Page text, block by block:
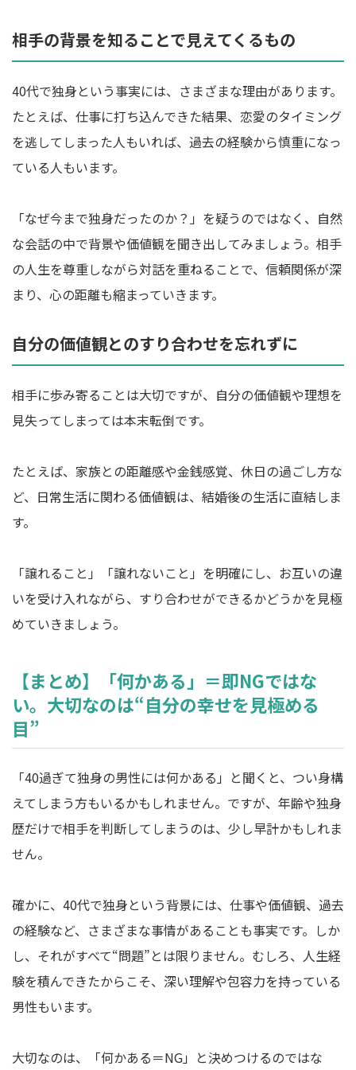
相手の背景を知ることで見えてくるもの
40代で独身という事実には、さまざまな理由があります。
たとえば、仕事に打ち込んできた結果、恋愛のタイミング
を逃してしまった人もいれば、過去の経験から慎重になっ
ている人もいます。
「なぜ今まで独身だったのか？」を疑うのではなく、自然
な会話の中で背景や価値観を聞き出してみましょう。相手
の人生を尊重しながら対話を重ねることで、信頼関係が深
まり、心の距離も縮まっていきます。
自分の価値観とのすり合わせを忘れずに
相手に歩み寄ることは大切ですが、自分の価値観や理想を
見失ってしまっては本末転倒です。
たとえば、家族との距離感や金銭感覚、休日の過ごし方な
ど、日常生活に関わる価値観は、結婚後の生活に直結しま
す。
「譲れること」「譲れないこと」を明確にし、お互いの違
いを受け入れながら、すり合わせができるかどうかを見極
めていきましょう。
【まとめ】「何かある」＝即NGではな
い。大切なのは“自分の幸せを見極める
目”
「40過ぎて独身の男性には何かある」と聞くと、つい身構
えてしまう方もいるかもしれません。ですが、年齢や独身
歴だけで相手を判断してしまうのは、少し早計かもしれま
せん。
確かに、40代で独身という背景には、仕事や価値観、過去
の経験など、さまざまな事情があることも事実です。しか
し、それがすべて“問題”とは限りません。むしろ、人生経
験を積んできたからこそ、深い理解や包容力を持っている
男性もいます。
大切なのは、「何かある＝NG」と決めつけるのではな